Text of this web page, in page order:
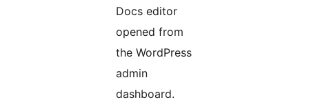
Docs editor
opened from
the WordPress
admin
dashboard.